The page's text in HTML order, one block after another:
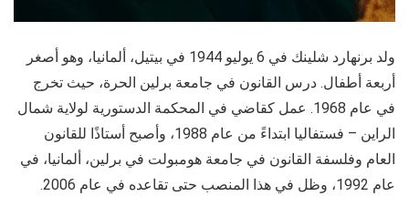
ولد برنهارد شلينك في 6 يوليو 1944 في بيتيل، ألمانيا، وهو أصغر
أربعة أطفال. درس القانون في جامعة برلين الحرة، حيث تخرج
في عام 1968. عمل كقاضي في المحكمة الدستورية لولاية شمال
الراين – فستفاليا ابتداءً من عام 1988، وأصبح أستاذًا للقانون
العام وفلسفة القانون في جامعة هومبولت في برلين، ألمانيا، في
عام 1992، وظل في هذا المنصب حتى تقاعده في عام 2006.